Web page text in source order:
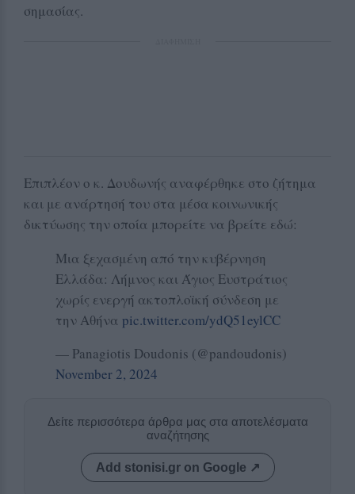
σημασίας.
Επιπλέον ο κ. Δουδωνής αναφέρθηκε στο ζήτημα
και με ανάρτησή του στα μέσα κοινωνικής
δικτύωσης την οποία μπορείτε να βρείτε εδώ:
Μια ξεχασμένη από την κυβέρνηση
Ελλάδα: Λήμνος και Άγιος Ευστράτιος
χωρίς ενεργή ακτοπλοϊκή σύνδεση με
την Αθήνα pic.twitter.com/ydQ51eylCC
— Panagiotis Doudonis (@pandoudonis)
November 2, 2024
Δείτε περισσότερα άρθρα μας στα αποτελέσματα
αναζήτησης
Add stonisi.gr on Google ↗